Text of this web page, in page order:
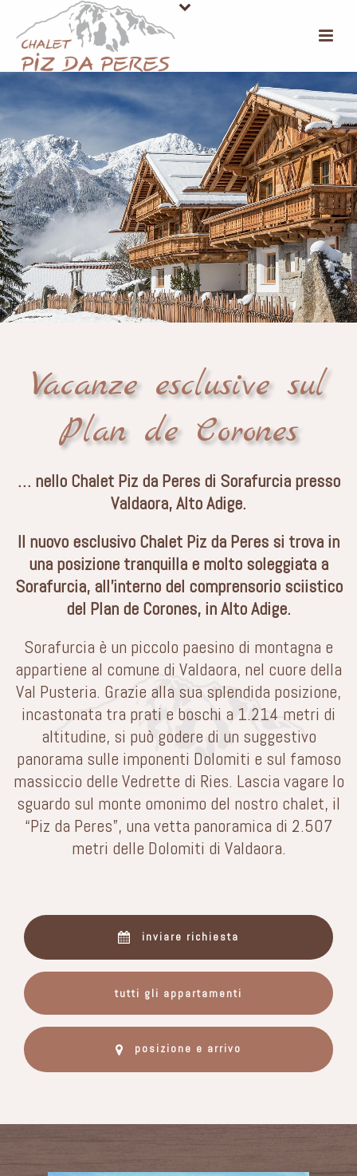
Vacanze esclusive sul
Plan de Corones
… nello Chalet Piz da Peres di Sorafurcia presso
Valdaora, Alto Adige.
Il nuovo esclusivo Chalet Piz da Peres si trova in
una posizione tranquilla e molto soleggiata a
Sorafurcia, all’interno del comprensorio sciistico
del Plan de Corones, in Alto Adige.
Sorafurcia è un piccolo paesino di montagna e
appartiene al comune di Valdaora, nel cuore della
Val Pusteria. Grazie alla sua splendida posizione,
incastonata tra prati e boschi a 1.214 metri di
altitudine, si può godere di un suggestivo
panorama sulle imponenti Dolomiti e sul famoso
massiccio delle Vedrette di Ries. Lascia vagare lo
sguardo sul monte omonimo del nostro chalet, il
“Piz da Peres”, una vetta panoramica di 2.507
metri delle Dolomiti di Valdaora.
inviare richiesta
tutti gli appartamenti
posizione e arrivo